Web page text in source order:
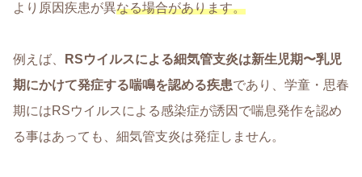
より原因疾患が異なる場合があります。
例えば、
RSウイルスによる細気管支炎は新生児期〜乳児
期にかけて発症する喘鳴を認める疾患であり、学童・思春
期にはRSウイルスによる感染症が誘因で喘息発作を認め
る事はあっても、細気管支炎は発症しません。